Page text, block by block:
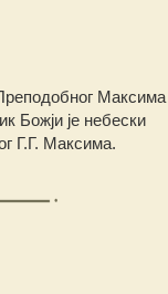
Максима
Божји је небески
Г.Г. Максима.